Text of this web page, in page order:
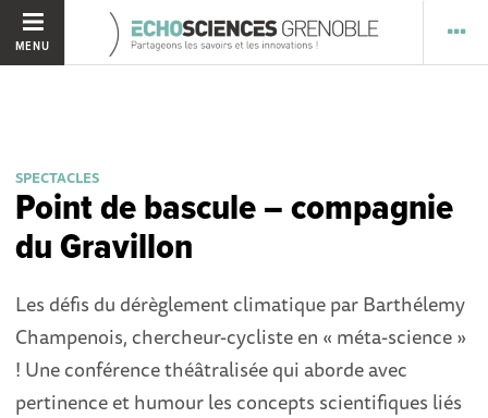
MENU
SPECTACLES
Point de bascule – compagnie
du Gravillon
Les défis du dérèglement climatique par Barthélemy
Champenois, chercheur-cycliste en « méta-science »
! Une conférence théâtralisée qui aborde avec
pertinence et humour les concepts scientifiques liés